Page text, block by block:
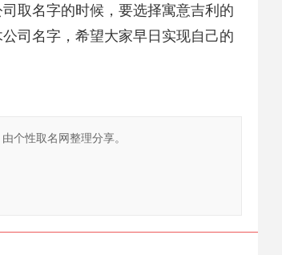
取名字的时候，要选择寓意吉利的
司名字，希望大家早日实现自己的
个性取名网整理分享。